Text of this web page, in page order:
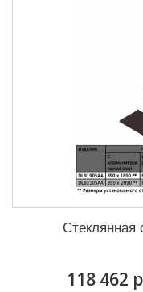
Стеклянная
118 462